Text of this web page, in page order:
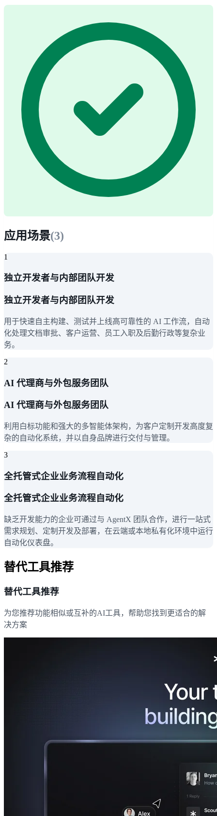
应用场景(3)
1
独立开发者与内部团队开发
独立开发者与内部团队开发
用于快速自主构建、测试并上线高可靠性的 AI 工作流，自动
化处理文档审批、客户运营、员工入职及后勤行政等复杂业
务。
2
AI 代理商与外包服务团队
AI 代理商与外包服务团队
利用白标功能和强大的多智能体架构，为客户定制开发高度复
杂的自动化系统，并以自身品牌进行交付与管理。
3
全托管式企业业务流程自动化
全托管式企业业务流程自动化
缺乏开发能力的企业可通过与 AgentX 团队合作，进行一站式
需求规划、定制开发及部署，在云端或本地私有化环境中运行
自动化仪表盘。
替代工具推荐
替代工具推荐
为您推荐功能相似或互补的AI工具，帮助您找到更适合的解
决方案